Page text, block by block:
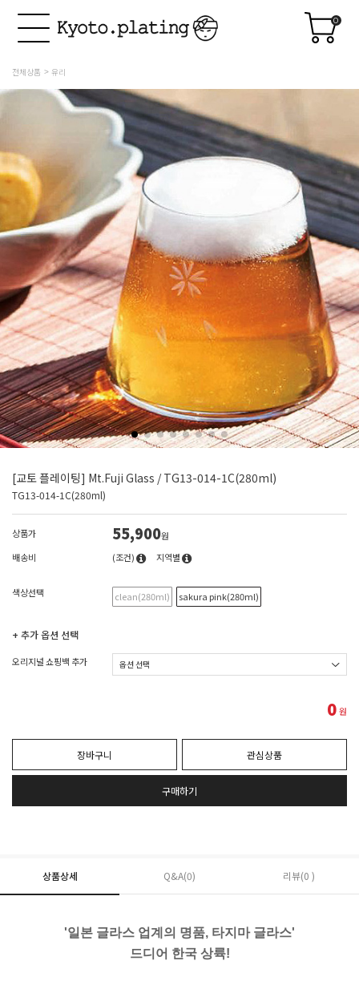
0
전체상품 유리
[교토 플레이팅] Mt.Fuji Glass / TG13-014-1C(280ml)
TG13-014-1C(280ml)
상품가 55,900원
배송비
(조건) 지역별
색상선택 clean(280ml) sakura pink(280ml)
+ 추가 옵션 선택
오리지널 쇼핑백 추가
0원
장바구니 관심상품
구매하기
상품상세 Q&A(0) 리뷰(0 )
'일본 글라스 업계의 명품, 타지마 글라스'
드디어 한국 상륙!